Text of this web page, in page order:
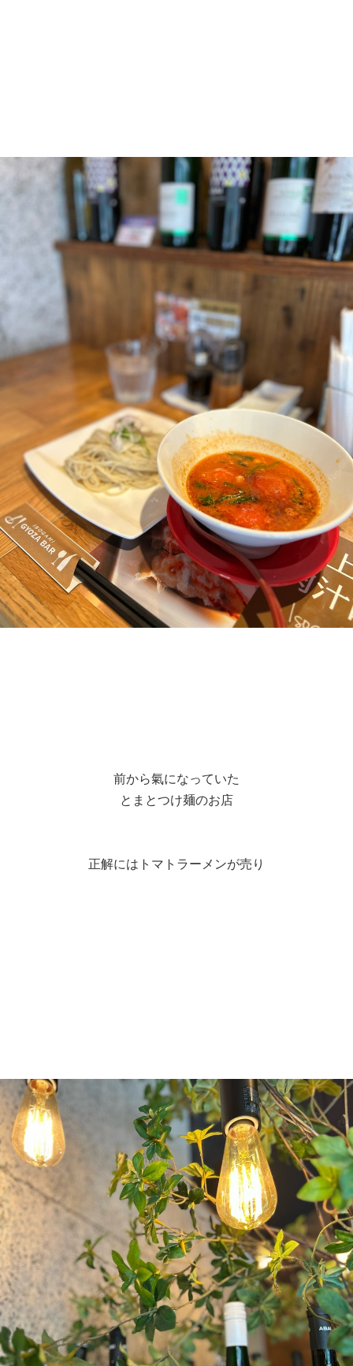
前から氣になっていた
とまとつけ麺のお店
正解にはトマトラーメンが売り